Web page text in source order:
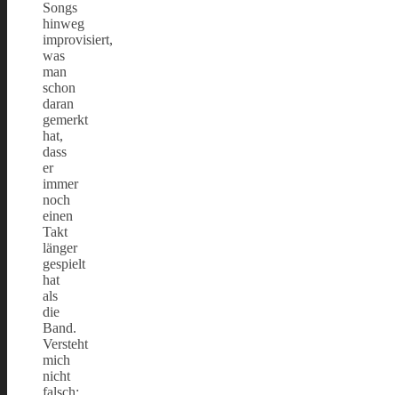
Songs
hinweg
improvisiert,
was
man
schon
daran
gemerkt
hat,
dass
er
immer
noch
einen
Takt
länger
gespielt
hat
als
die
Band.
Versteht
mich
nicht
falsch: